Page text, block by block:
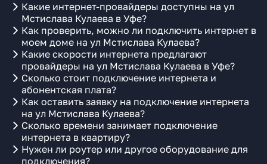
Какие интернет-провайдеры доступны на ул
Мстислава Кулаева в Уфе?
Как проверить, можно ли подключить интернет в
моем доме на ул Мстислава Кулаева?
Какие скорости интернета предлагают
провайдеры на ул Мстислава Кулаева в Уфе?
Сколько стоит подключение интернета и
абонентская плата?
Как оставить заявку на подключение интернета
на ул Мстислава Кулаева?
Сколько времени занимает подключение
интернета в квартиру?
Нужен ли роутер или другое оборудование для
подключения?